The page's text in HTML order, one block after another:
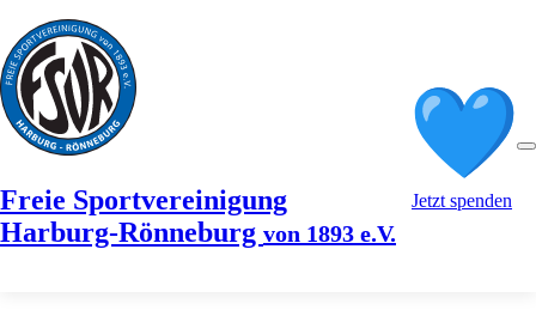
Freie Sportvereinigung
Harburg-Rönneburg von 1893 e.V.
Jetzt spenden